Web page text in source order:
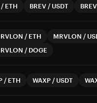
/ ETH BREV / USDT BREV
/ ETH MRVLON /
/ DOGE
/ ETH WAXP / USDT